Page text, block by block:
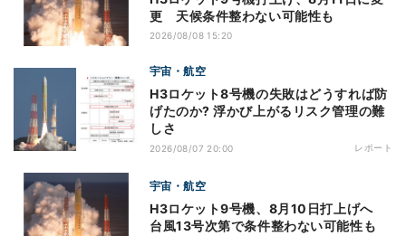
更 天候条件整わない可能性も
2026/08/08 15:20
宇宙・航空
H3ロケット8号機の失敗はどうすれば防
げたのか? 浮かび上がるリスク管理の難
しさ
2026/08/07 20:00 レポート
宇宙・航空
H3ロケット9号機、8月10日打上げへ
台風13号次第で条件整わない可能性も